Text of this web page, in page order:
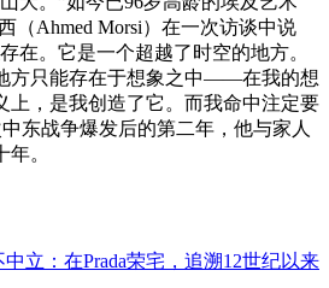
（Ahmed Morsi）在一次访谈中说
在。它是一个超越了时空的地方。
方只能存在于想象之中——在我的想
上，是我创造了它。而我命中注定要
东战争爆发后的第二年，他与家人
。
中立：在Prada荣宅，追溯12世纪以来